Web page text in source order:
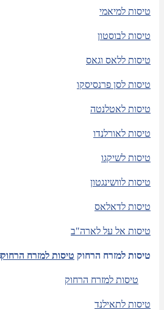
טיסות למיאמי
טיסות לבוסטון
טיסות ללאס וגאס
טיסות לסן פרנסיסקו
טיסות לאטלנטה
טיסות לאורלנדו
טיסות לשיקגו
טיסות לוושינגטון
טיסות לדאלאס
טיסות אל על לארה"ב
טיסות למזרח הרחוק טיסות למזרח הרחוק
טיסות למזרח הרחוק
טיסות לתאילנד